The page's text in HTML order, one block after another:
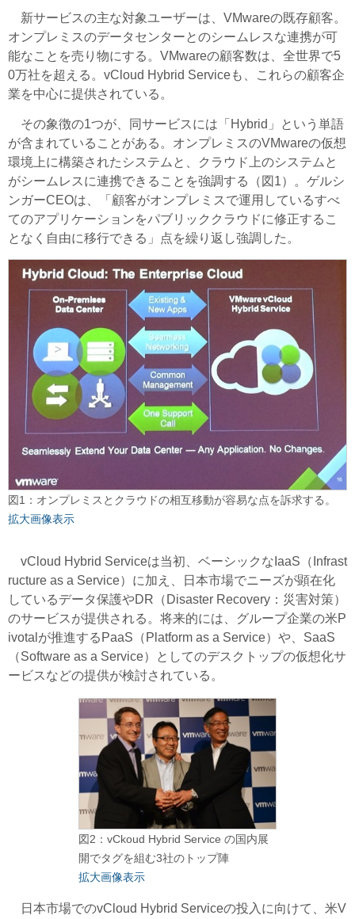
新サービスの主な対象ユーザーは、VMwareの既存顧客。
オンプレミスのデータセンターとのシームレスな連携が可
能なことを売り物にする。VMwareの顧客数は、全世界で5
0万社を超える。vCloud Hybrid Serviceも、これらの顧客企
業を中心に提供されている。
その象徴の1つが、同サービスには「Hybrid」という単語
が含まれていることがある。オンプレミスのVMwareの仮想
環境上に構築されたシステムと、クラウド上のシステムと
がシームレスに連携できることを強調する（図1）。ゲルシ
ンガーCEOは、「顧客がオンプレミスで運用しているすべ
てのアプリケーションをパブリッククラウドに修正するこ
となく自由に移行できる」点を繰り返し強調した。
図1：オンプレミスとクラウドの相互移動が容易な点を訴求する。
拡大画像表示
vCloud Hybrid Serviceは当初、ベーシックなIaaS（Infrast
ructure as a Service）に加え、日本市場でニーズが顕在化
しているデータ保護やDR（Disaster Recovery：災害対策）
のサービスが提供される。将来的には、グループ企業の米P
ivotalが推進するPaaS（Platform as a Service）や、SaaS
（Software as a Service）としてのデスクトップの仮想化サ
ービスなどの提供が検討されている。
図2：vCkoud Hybrid Service の国内展
開でタグを組む3社のトップ陣
拡大画像表示
日本市場でのvCloud Hybrid Serviceの投入に向けて、米V